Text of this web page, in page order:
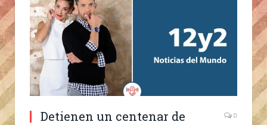
Detienen un centenar de
0